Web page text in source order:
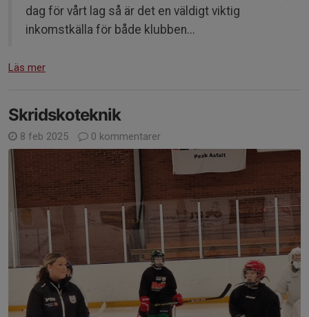
dag för vårt lag så är det en väldigt viktig
inkomstkälla för både klubben...
Läs mer
Skridskoteknik
8 feb 2025 0 kommentarer